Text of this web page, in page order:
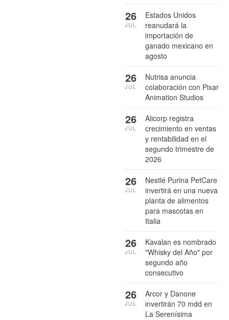
Estados Unidos
reanudará la
importación de
ganado mexicano en
agosto
26
JUL
Nutrisa anuncia
colaboración con Pixar
Animation Studios
26
JUL
Alicorp registra
crecimiento en ventas
y rentabilidad en el
segundo trimestre de
2026
26
JUL
Nestlé Purina PetCare
invertirá en una nueva
planta de alimentos
para mascotas en
Italia
26
JUL
Kavalan es nombrado
"Whisky del Año" por
segundo año
consecutivo
26
JUL
Arcor y Danone
invertirán 70 mdd en
La Serenísima
26
JUL